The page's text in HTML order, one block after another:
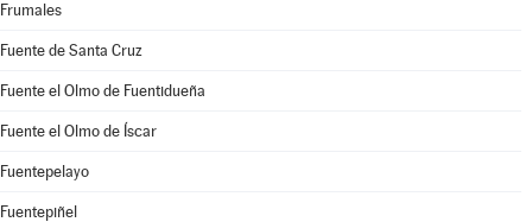
Frumales
Fuente de Santa Cruz
Fuente el Olmo de Fuentidueña
Fuente el Olmo de Íscar
Fuentepelayo
Fuentepiñel